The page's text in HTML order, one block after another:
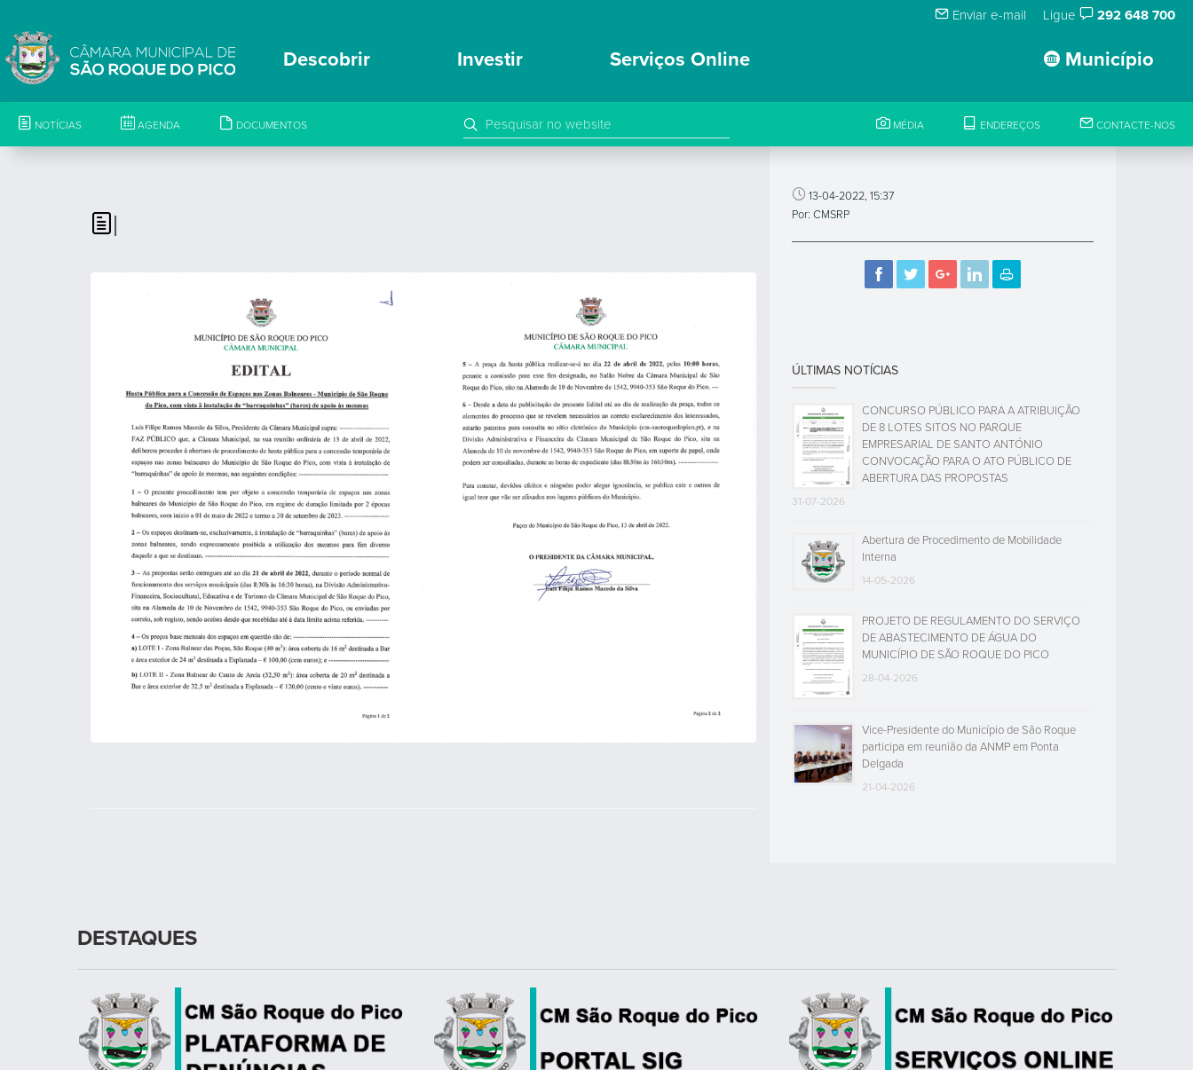
Enviar e-mail Ligue 292 648 700
Município
Descobrir Investir Serviços Online
NOTÍCIAS AGENDA DOCUMENTOS MÉDIA ENDEREÇOS CONTACTE-NOS
13-04-2022, 15:37
Por: CMSRP
ÚLTIMAS NOTÍCIAS
CONCURSO PÚBLICO PARA A ATRIBUIÇÃO
DE 8 LOTES SITOS NO PARQUE
EMPRESARIAL DE SANTO ANTÓNIO
CONVOCAÇÃO PARA O ATO PÚBLICO DE
ABERTURA DAS PROPOSTAS
31-07-2026
Abertura de Procedimento de Mobilidade
Interna
14-05-2026
PROJETO DE REGULAMENTO DO SERVIÇO
DE ABASTECIMENTO DE ÁGUA DO
MUNICÍPIO DE SÃO ROQUE DO PICO
28-04-2026
Vice-Presidente do Município de São Roque
participa em reunião da ANMP em Ponta
Delgada
21-04-2026
DESTAQUES